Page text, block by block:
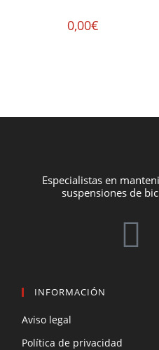
0,00€
Especialistas en
suspensiones de
INFORMACIÓN
Aviso legal
Política de privacidad